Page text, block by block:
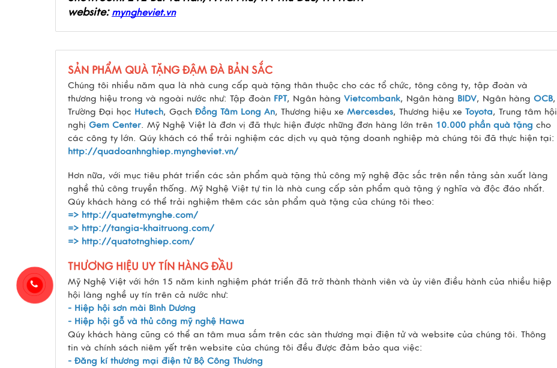
website: myngheviet.vn
SẢN PHẨM QUÀ TẶNG ĐẬM ĐÀ BẢN SẮC
Chúng tôi nhiều năm qua là nhà cung cấp quà tặng thân thuộc cho các tổ chức, tông công ty, tập đoàn và
thương hiệu trong và ngoài nước như: Tập đoàn FPT, Ngân hàng Vietcombank, Ngân hàng BIDV, Ngân hàng OCB,
Trường Đại học Hutech, Gạch Đồng Tâm Long An, Thương hiệu xe Mercesdes, Thương hiệu xe Toyota, Trung tâm hội
nghị Gem Center. Mỹ Nghệ Việt là đơn vị đã thực hiện được những đơn hàng lớn trên 10.000 phần quà tặng cho
các công ty lớn. Qúy khách có thể trải nghiệm các dịch vụ quà tặng doanh nghiệp mà chúng tôi đã thực hiện tại:
http://quadoanhnghiep.myngheviet.vn/
Hơn nữa, với mục tiêu phát triển các sản phẩm quà tặng thủ công mỹ nghệ đặc sắc trên nền tảng sản xuất làng
nghề thủ công truyền thống. Mỹ Nghệ Việt tự tin là nhà cung cấp sản phẩm quà tặng ý nghĩa và độc đáo nhất.
Qúy khách hàng có thể trải nghiệm thêm các sản phẩm quà tặng của chúng tôi theo:
=> http://quatetmynghe.com/
=> http://tangia-khaitruong.com/
=> http://quatotnghiep.com/
THƯƠNG HIỆU UY TÍN HÀNG ĐẦU
Mỹ Nghệ Việt với hớn 15 năm kinh nghiệm phát triển đã trở thành thành viên và ủy viên điều hành của nhiều hiệp
hội làng nghề uy tín trên cả nước như:
- Hiệp hội sơn mài Bình Dương
- Hiệp hội gỗ và thủ công mỹ nghệ Hawa
Qúy khách hàng cũng có thể an tâm mua sắm trên các sàn thương mại điện tử và website của chúng tôi. Thông
tin và chính sách niêm yết trên website của chúng tôi đều được đảm bảo qua việc:
- Đăng kí thương mại điện tử Bộ Công Thương